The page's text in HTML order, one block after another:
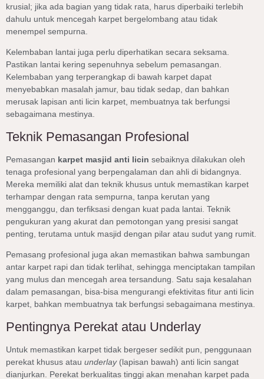
krusial; jika ada bagian yang tidak rata, harus diperbaiki terlebih
dahulu untuk mencegah karpet bergelombang atau tidak
menempel sempurna.
Kelembaban lantai juga perlu diperhatikan secara seksama.
Pastikan lantai kering sepenuhnya sebelum pemasangan.
Kelembaban yang terperangkap di bawah karpet dapat
menyebabkan masalah jamur, bau tidak sedap, dan bahkan
merusak lapisan anti licin karpet, membuatnya tak berfungsi
sebagaimana mestinya.
Teknik Pemasangan Profesional
Pemasangan karpet masjid anti licin sebaiknya dilakukan oleh
tenaga profesional yang berpengalaman dan ahli di bidangnya.
Mereka memiliki alat dan teknik khusus untuk memastikan karpet
terhampar dengan rata sempurna, tanpa kerutan yang
mengganggu, dan terfiksasi dengan kuat pada lantai. Teknik
pengukuran yang akurat dan pemotongan yang presisi sangat
penting, terutama untuk masjid dengan pilar atau sudut yang rumit.
Pemasang profesional juga akan memastikan bahwa sambungan
antar karpet rapi dan tidak terlihat, sehingga menciptakan tampilan
yang mulus dan mencegah area tersandung. Satu saja kesalahan
dalam pemasangan, bisa-bisa mengurangi efektivitas fitur anti licin
karpet, bahkan membuatnya tak berfungsi sebagaimana mestinya.
Pentingnya Perekat atau Underlay
Untuk memastikan karpet tidak bergeser sedikit pun, penggunaan
perekat khusus atau underlay(lapisan bawah) anti licin sangat
dianjurkan. Perekat berkualitas tinggi akan menahan karpet pada